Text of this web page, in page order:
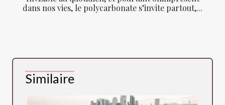
dans nos vies, le polycarbonate s’invite partout,...
Similaire